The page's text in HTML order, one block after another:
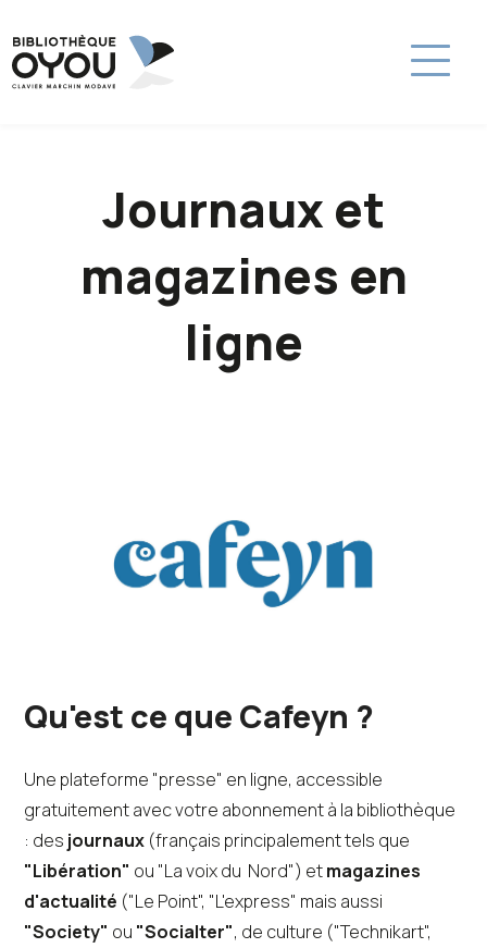
Journaux et
magazines en
ligne
Qu'est ce que Cafeyn ?
Une plateforme "presse" en ligne, accessible
gratuitement avec votre abonnement à la bibliothèque
: des journaux (français principalement tels que
"Libération" ou "La voix du Nord") etmagazines
d'actualité ("Le Point", "L'express" mais aussi
"Society" ou "Socialter", de culture ("Technikart",